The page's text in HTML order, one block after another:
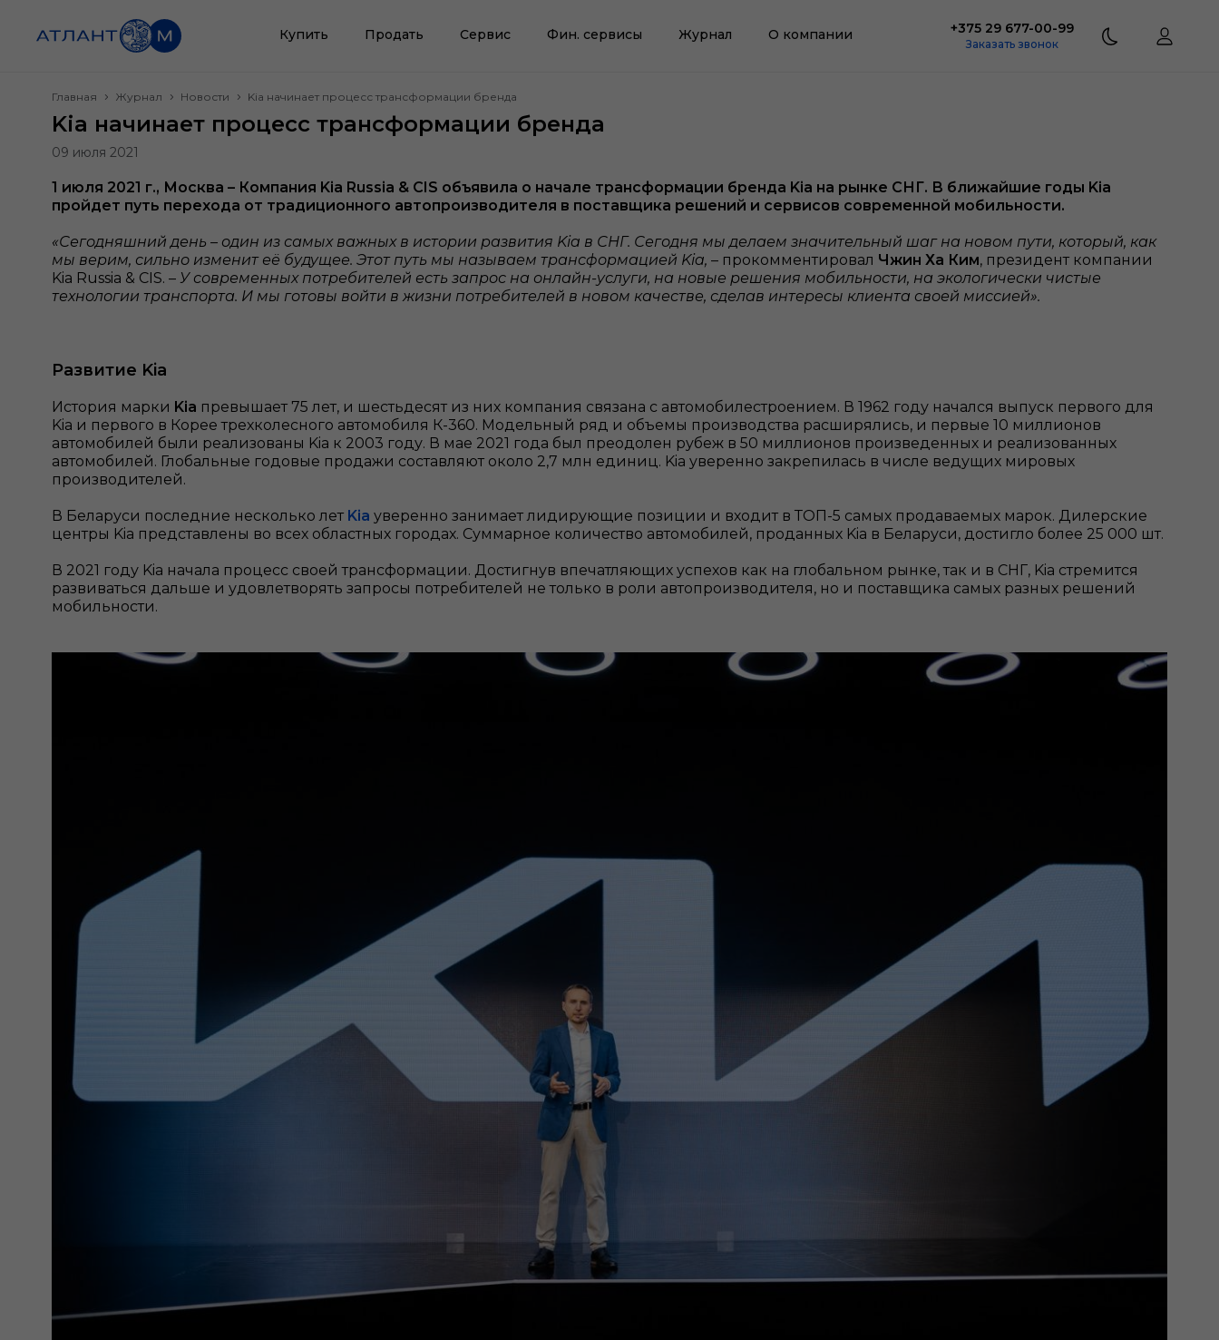
Купить Продать Сервис Фин. сервисы Журнал О компании +375 29 677-00-99
Заказать звонок
Главная Журнал Новости Kia начинает процесс трансформации бренда
Kia начинает процесс трансформации бренда
09 июля 2021
1 июля 2021 г., Москва – Компания Kia Russia & CIS объявила о начале трансформации бренда Kia на рынке СНГ. В ближайшие годы Kia
пройдет путь перехода от традиционного автопроизводителя в поставщика решений и сервисов современной мобильности.
«Сегодняшний день – один из самых важных в истории развития Kia в СНГ. Сегодня мы делаем значительный шаг на новом пути, который, как
мы верим, сильно изменит её будущее. Этот путь мы называем трансформацией Kia, – прокомментировал Чжин Ха Ким, президент компании
Kia Russia & CIS. – У современных потребителей есть запрос на онлайн-услуги, на новые решения мобильности, на экологически чистые
технологии транспорта. И мы готовы войти в жизни потребителей в новом качестве, сделав интересы клиента своей миссией».
Развитие Kia
История марки Kia превышает 75 лет, и шестьдесят из них компания связана с автомобилестроением. В 1962 году начался выпуск первого для
Kia и первого в Корее трехколесного автомобиля К-360. Модельный ряд и объемы производства расширялись, и первые 10 миллионов
автомобилей были реализованы Kia к 2003 году. В мае 2021 года был преодолен рубеж в 50 миллионов произведенных и реализованных
автомобилей. Глобальные годовые продажи составляют около 2,7 млн единиц. Kia уверенно закрепилась в числе ведущих мировых
производителей.
В Беларуси последние несколько лет Kia уверенно занимает лидирующие позиции и входит в ТОП-5 самых продаваемых марок. Дилерские
центры Kia представлены во всех областных городах. Суммарное количество автомобилей, проданных Kia в Беларуси, достигло более 25 000 шт.
В 2021 году Kia начала процесс своей трансформации. Достигнув впечатляющих успехов как на глобальном рынке, так и в СНГ, Kia стремится
развиваться дальше и удовлетворять запросы потребителей не только в роли автопроизводителя, но и поставщика самых разных решений
мобильности.